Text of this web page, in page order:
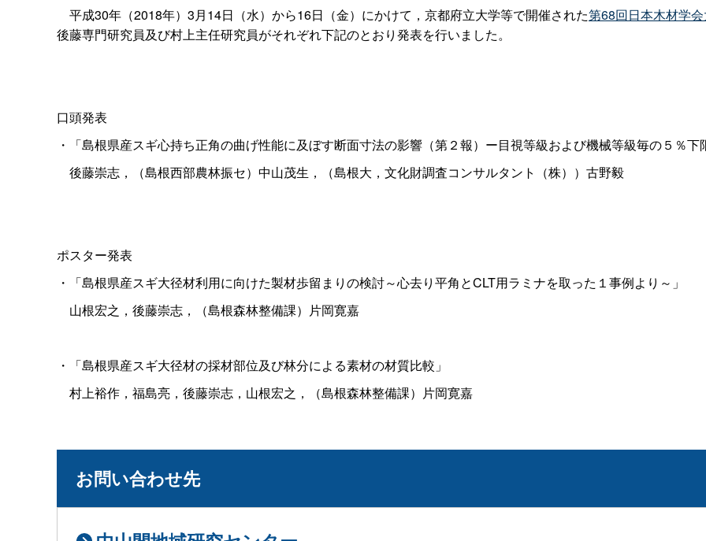
平成30年（2018年）3月14日（水）から16日（金）にかけて，京都府立大学等で開催された第68回日本木材学
後藤専門研究員及び村上主任研究員がそれぞれ下記のとおり発表を行いました。
口頭発表
・「島根県産スギ心持ち正角の曲げ性能に及ぼす断面寸法の影響（第２報）ー目視等級および機械等級毎の５％下
後藤崇志，（島根西部農林振セ）中山茂生，（島根大，文化財調査コンサルタント（株））古野毅
ポスター発表
・「島根県産スギ大径材利用に向けた製材歩留まりの検討～心去り平角とCLT用ラミナを取った１事例より～」
山根宏之，後藤崇志，（島根森林整備課）片岡寛嘉
・「島根県産スギ大径材の採材部位及び林分による素材の材質比較」
村上裕作，福島亮，後藤崇志，山根宏之，（島根森林整備課）片岡寛嘉
お問い合わせ先